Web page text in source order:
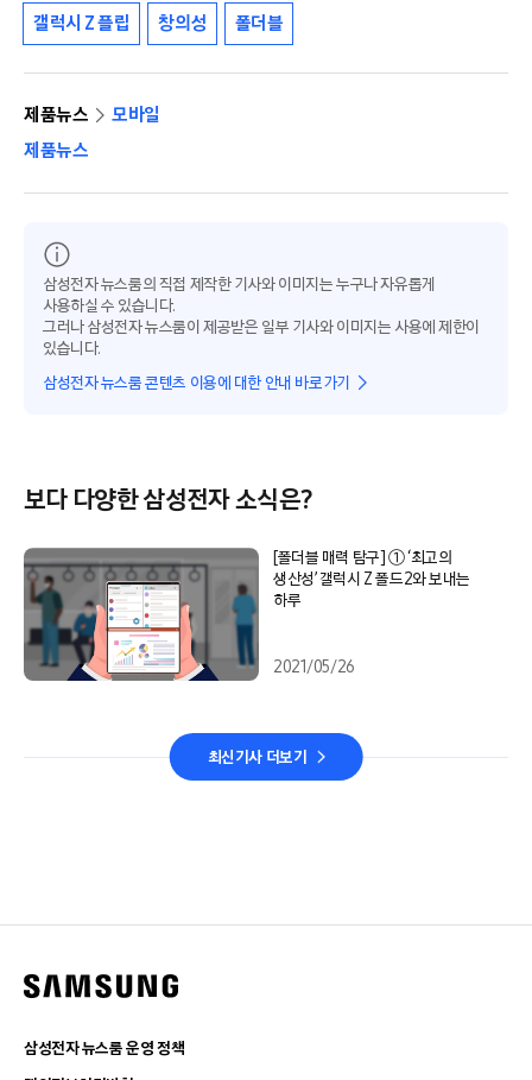
갤럭시 Z 플립 창의성 폴더블
제품뉴스
모바일
제품뉴스
삼성전자 뉴스룸의 직접 제작한 기사와 이미지는 누구나 자유롭게
사용하실 수 있습니다.
그러나 삼성전자 뉴스룸이 제공받은 일부 기사와 이미지는 사용에 제한이
있습니다.
삼성전자 뉴스룸 콘텐츠 이용에 대한 안내 바로가기
보다 다양한 삼성전자 소식은?
[폴더블 매력 탐구] ① ‘최고의
생산성’ 갤럭시 Z 폴드2와 보내는
하루
2021/05/26
최신기사 더보기
삼성전자 뉴스룸 운영 정책